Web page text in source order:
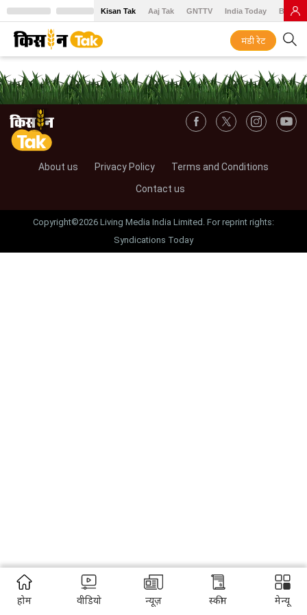
Kisan Tak Aaj Tak GNTTV India Today BT
मंडी रेट
About us Privacy Policy
Terms and Conditions
Contact us
Copyright©2026 Living Media India Limited. For reprint rights:
Syndications Today
होम वीडियो न्यूज़ स्कीम मेन्यू